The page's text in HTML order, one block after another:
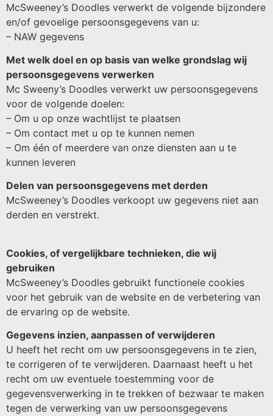
McSweeney’s Doodles verwerkt de volgende bijzondere
en/of gevoelige persoonsgegevens van u:
– NAW gegevens
Met welk doel en op basis van welke grondslag wij
persoonsgegevens verwerken
Mc Sweeny’s Doodles verwerkt uw persoonsgegevens
voor de volgende doelen:
– Om u op onze wachtlijst te plaatsen
– Om contact met u op te kunnen nemen
– Om één of meerdere van onze diensten aan u te
kunnen leveren
Delen van persoonsgegevens met derden
McSweeney’s Doodles verkoopt uw gegevens niet aan
derden en verstrekt.
Cookies, of vergelijkbare technieken, die wij
gebruiken
McSweeney’s Doodles gebruikt functionele cookies
voor het gebruik van de website en de verbetering van
de ervaring op de website.
Gegevens inzien, aanpassen of verwijderen
U heeft het recht om uw persoonsgegevens in te zien,
te corrigeren of te verwijderen. Daarnaast heeft u het
recht om uw eventuele toestemming voor de
gegevensverwerking in te trekken of bezwaar te maken
tegen de verwerking van uw persoonsgegevens